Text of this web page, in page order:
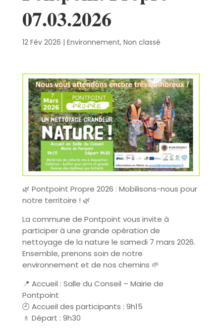
07.03.2026
12 Fév 2026 | Environnement, Non classé
🌿 Pontpoint Propre 2026 : Mobilisons-nous pour
notre territoire ! 🌿
La commune de Pontpoint vous invite à
participer à une grande opération de
nettoyage de la nature le samedi 7 mars 2026.
Ensemble, prenons soin de notre
environnement et de nos chemins 🌱
📍 Accueil : Salle du Conseil – Mairie de
Pontpoint
🕘 Accueil des participants : 9h15
🚶 Départ : 9h30